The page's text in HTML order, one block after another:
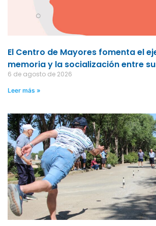
El Centro de Mayores fomenta el
memoria y la socialización entre
6 de agosto de 2026
Leer más »